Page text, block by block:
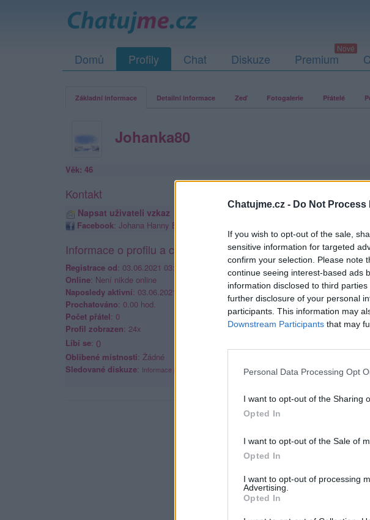
Chatujme.cz - Do Not
If you wish to opt-out of the sale,
sensitive information for targeted
confirm your selection. Please note
continue seeing interest-based ads
information disclosed to third
further disclosure of your personal
participants. This information may
Downstream Participants that may
Personal Data Processing Opt
I want to opt-out of the Sharing
Opted In
I want to opt-out of the Sale of
Opted In
I want to opt-out of processing
Advertising.
Opted In
Domů Profily Chat Diskuze Premium
Základní informace Detailní informace Zeď Fotogalerie Přátelé
Johanka80
Věk: 46
Kontakt
Napsat uživateli vzkaz
Facebook: Johana Hanny Bandová
Informace o profilu a chatu
Registrace od: 03.06.2021 03:48
Online: Není nikde online
Naposledy aktivní: 03.06.2021 04:55
Prochatováno: 0.00 hod.
Počet přátel: 0
Profil zobrazen: 24x
Líbí se: 0
Oblibené místnosti: Žádné
Sledované diskuze: Informace pro uživatele